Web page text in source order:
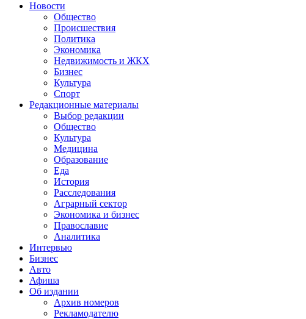
Новости
Общество
Происшествия
Политика
Экономика
Недвижимость и ЖКХ
Бизнес
Культура
Спорт
Редакционные материалы
Выбор редакции
Общество
Культура
Медицина
Образование
Еда
История
Расследования
Аграрный сектор
Экономика и бизнес
Православие
Аналитика
Интервью
Бизнес
Авто
Афиша
Об издании
Архив номеров
Рекламодателю